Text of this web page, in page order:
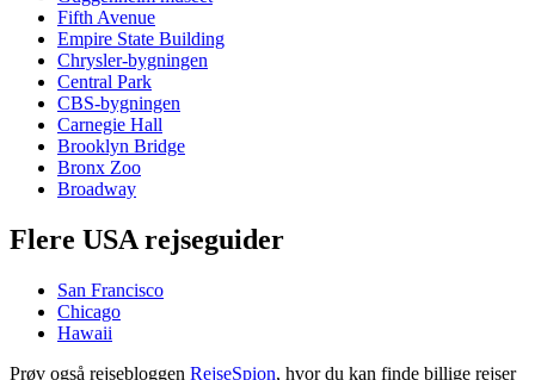
Fifth Avenue
Empire State Building
Chrysler-bygningen
Central Park
CBS-bygningen
Carnegie Hall
Brooklyn Bridge
Bronx Zoo
Broadway
Flere USA rejseguider
San Francisco
Chicago
Hawaii
Prøv også rejsebloggen RejseSpion, hvor du kan finde billige rejser